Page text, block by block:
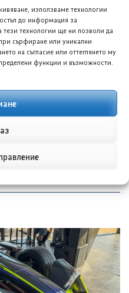
използваме технологии
до информация за
тези технологии ще ни позволи да
сърфиране или уникални
на съгласие или оттеглянето му
функции и възможности.
постави нов
исторически рекорд с
над 11 000 поръчки за
ден